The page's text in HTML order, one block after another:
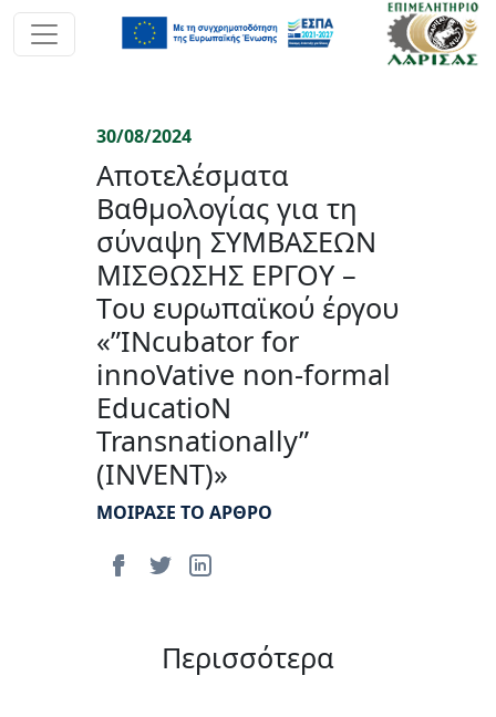
30/08/2024
Αποτελέσματα
Βαθμολογίας για τη
σύναψη ΣΥΜΒΑΣΕΩΝ
ΜΙΣΘΩΣΗΣ ΕΡΓΟΥ –
Tου ευρωπαϊκού έργου
«”INcubator for
innoVative non-formal
EducatioN
Transnationally”
(INVENT)»
ΜΟΙΡΑΣΕ ΤΟ ΑΡΘΡΟ
Περισσότερα